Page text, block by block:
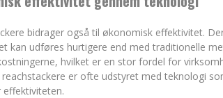
bidrager også til økonomisk effektivitet.
kan udføres hurtigere end med traditionelle
hvilket er en stor fordel for
reachstackere er ofte udstyret med teknologi